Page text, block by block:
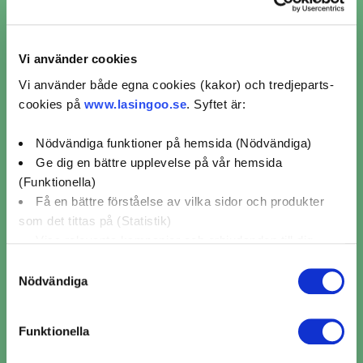
Vi använder cookies
Vi använder både egna cookies (kakor) och tredjeparts-
cookies på www.lasingoo.se. Syftet är:
Nödvändiga funktioner på hemsida (Nödvändiga)
Ge dig en bättre upplevelse på vår hemsida
(Funktionella)
Få en bättre förståelse av vilka sidor och produkter
som det tittas på (Statistik)
använda cookies för alla dessa ändamål. Du kan också
använda checkknapparna nedan för att samtycka till
Nödvändiga
Funktionella
Ljuskontroll Fristående (1)
Ljuskontroll Autoexperten (1)
Ljuskontroll MECA (1)
Ljuskontroll Mekonomen Bilverkstad (1)
från kunder som bokat